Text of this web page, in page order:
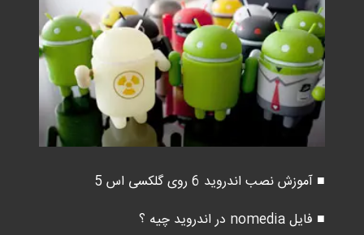
■ آموزش نصب اندروید 6 روی گلکسی اس 5
■ فایل nomedia در اندروید چیه ؟